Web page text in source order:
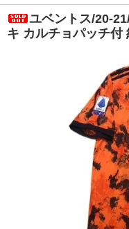
ユベントス/20-
キ カルチョパッチ付